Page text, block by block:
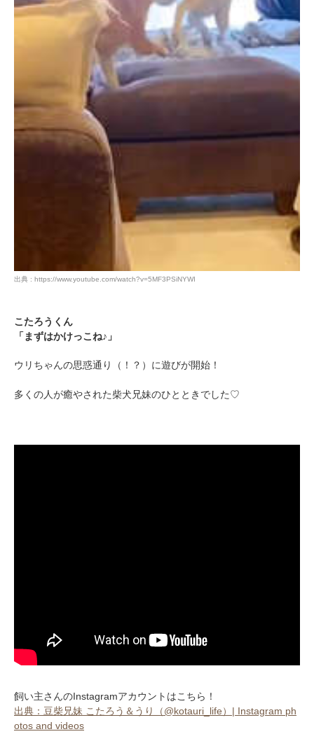
出典 : https://www.youtube.com/watch?v=5MF3PSiNYWI
こたろうくん
「まずはかけっこね♪」
ウリちゃんの思惑通り（！？）に遊びが開始！
多くの人が癒やされた柴犬兄妹のひとときでした♡
飼い主さんのInstagramアカウントはこちら！
出典：豆柴兄妹 こたろう＆うり（@kotauri_life）| Instagram ph
otos and videos